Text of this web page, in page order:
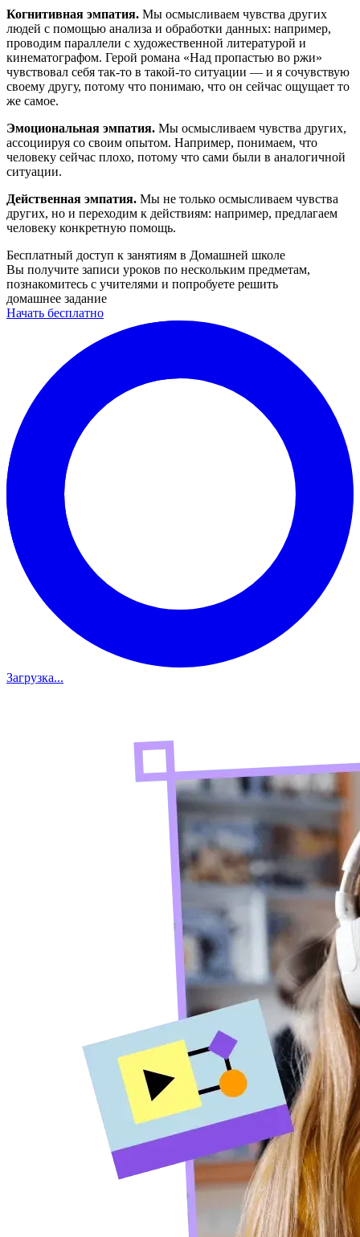
Когнитивная эмпатия. Мы осмысливаем чувства других
людей с помощью анализа и обработки данных: например,
проводим параллели с художественной литературой и
кинематографом. Герой романа «Над пропастью во ржи»
чувствовал себя так-то в такой-то ситуации — и я сочувствую
своему другу, потому что понимаю, что он сейчас ощущает то
же самое.
Эмоциональная эмпатия. Мы осмысливаем чувства других,
ассоциируя со своим опытом. Например, понимаем, что
человеку сейчас плохо, потому что сами были в аналогичной
ситуации.
Действенная эмпатия. Мы не только осмысливаем чувства
других, но и переходим к действиям: например, предлагаем
человеку конкретную помощь.
Бесплатный доступ к занятиям в Домашней школе
Вы получите записи уроков по нескольким предметам,
познакомитесь с учителями и попробуете решить
домашнее задание
Начать бесплатно
Загрузка...